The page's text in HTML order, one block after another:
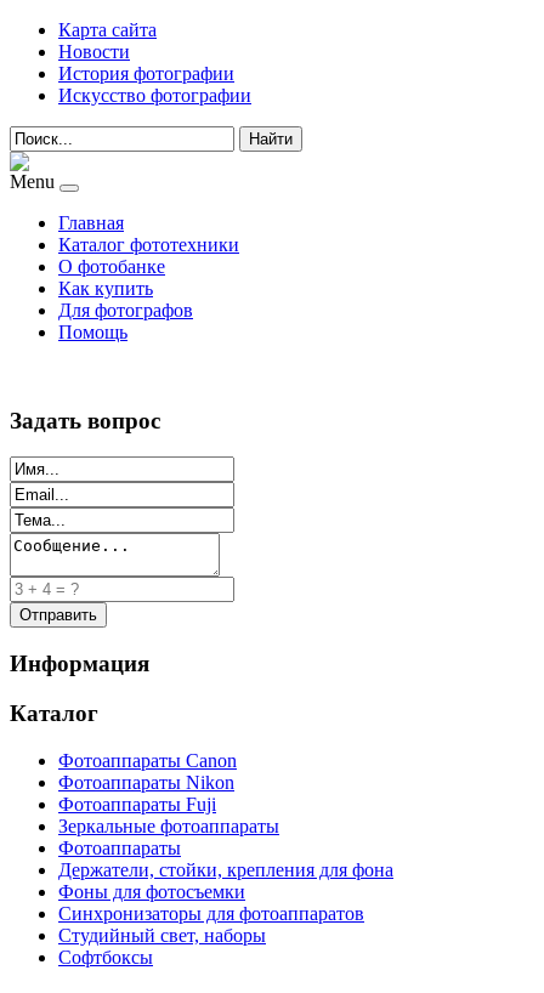
Карта сайта
Новости
История фотографии
Искусство фотографии
Найти
Menu
Главная
Каталог фототехники
О фотобанке
Как купить
Для фотографов
Помощь
Задать вопрос
Информация
Каталог
Фотоаппараты Canon
Фотоаппараты Nikon
Фотоаппараты Fuji
Зеркальные фотоаппараты
Фотоаппараты
Держатели, стойки, крепления для фона
Фоны для фотосъемки
Синхронизаторы для фотоаппаратов
Студийный свет, наборы
Софтбоксы